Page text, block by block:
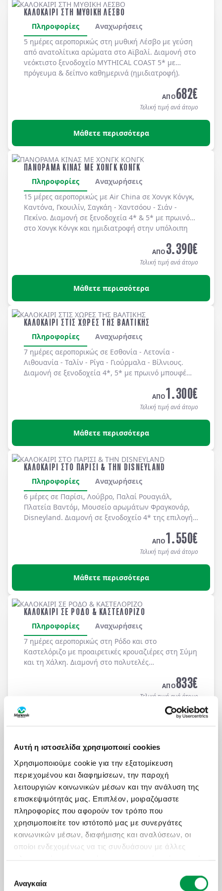
Αυτή η ιστοσελίδα χρησιμοποιεί cookies
Χρησιμοποιούμε cookie για την εξατομίκευση
περιεχομένου και διαφημίσεων, την παροχή
λειτουργιών κοινωνικών μέσων και την ανάλυση της
επισκεψιμότητάς μας. Επιπλέον, μοιραζόμαστε
πληροφορίες που αφορούν τον τρόπο που
χρησιμοποιείτε τον ιστότοπό μας με συνεργάτες
κοινωνικών μέσων, διαφήμισης και αναλύσεων, οι
οποίοι ενδεχομένως να τις συνδυάσουν με άλλες
χρήση των υπηρεσιών τους.
συγκατάθεσης
Αναγκαία
ΚΑΛΟΚΑΙΡΙ ΣΤΗ ΜΥΘΙΚΗ ΛΕΣΒΟ
Πληροφορίες
Αναχωρήσεις
5 ημέρες αεροπορικώς στη μυθική Λέσβο με γεύση
από ανατολίτικα αρώματα στο Αϊβαλί. Διαμονή στο
νεόκτιστο ξενοδοχείο MYTHICAL COAST 5* με
πρόγευμα & δείπνο καθημερινά (ημιδιατροφή).
ΑΠΟ682€
Τελική τιμή ανά άτομο
Μάθετε περισσότερα
ΠΑΝΟΡΑΜΑ ΚΙΝΑΣ ΜΕ ΧΟΝΓΚ ΚΟΝΓΚ
Πληροφορίες
Αναχωρήσεις
15 μέρες αεροπορικώς με Air China σε Χονγκ Κόνγκ,
Καντόνα, Γκουιλίν, Σαγκάη - Χαντσόου - Σιάν -
Πεκίνο. Διαμονή σε ξενοδοχεία 4* & 5* με πρωινό
στο Χονγκ Κόνγκ και ημιδιατροφή στην υπόλοιπη
ΑΠΟ3.390€
Τελική τιμή ανά άτομο
Μάθετε περισσότερα
ΚΑΛΟΚΑΙΡΙ ΣΤΙΣ ΧΩΡΕΣ ΤΗΣ ΒΑΛΤΙΚΗΣ
Πληροφορίες
Αναχωρήσεις
7 ημέρες αεροπορικώς σε Εσθονία - Λετονία -
Λιθουανία - Ταλίν - Ρίγα - Γιούρμαλα - Βίλνιους.
Διαμονή σε ξενοδοχεία 4*, 5* με πρωινό μπουφέ
ΑΠΟ1.300€
Τελική τιμή ανά άτομο
Μάθετε περισσότερα
ΚΑΛΟΚΑΙΡΙ ΣΤΟ ΠΑΡΙΣΙ & ΤΗΝ DISNEYLAND
Πληροφορίες
Αναχωρήσεις
6 μέρες σε Παρίσι, Λούβρο, Παλαί Ρουαγιάλ,
Πλατεία Βαντόμ, Μουσείο αρωμάτων Φραγκονάρ,
Disneyland. Διαμονή σε ξενοδοχείo 4* της επιλογής
ΑΠΟ1.550€
Τελική τιμή ανά άτομο
Μάθετε περισσότερα
ΚΑΛΟΚΑΙΡΙ ΣΕ ΡΟΔΟ & ΚΑΣΤΕΛΟΡΙΖΟ
Πληροφορίες
Αναχωρήσεις
7 ημέρες αεροπορικώς στη Ρόδο και στο
Καστελόριζο με προαιρετικές κρουαζιέρες στη Σύμη
και τη Χάλκη. Διαμονή στο πολυτελές
(ημιδιατροφή).
ΑΠΟ833€
Τελική τιμή ανά άτομο
Πληροφορίες
Αναχωρήσεις
8 μέρες αεροπορικώς σε Όσλο, Μπέργκεν,
Στάβανγκερ, Κρίστιανσαντ, Ντράμεν. Διαμονή σε
επιλεγμένα ξενοδοχεία 3* & 4* με πρωινό μπουφέ
καθημερινά.
ΑΠΟ 2.100
Τελική τιμή ανά άτομο